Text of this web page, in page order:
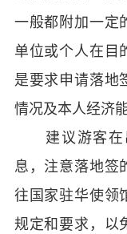
一般都附加一定
单位或个人在目
是要求申请落地
情况及本人经济
建议游客在
息，注意落地签
往国家驻华使领
规定和要求，以